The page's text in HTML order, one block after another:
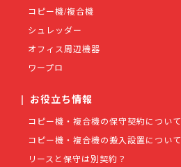
コピー機/複合機
シュレッダー
オフィス周辺機器
ワープロ
| お役立ち情報
コピー機・複合機の保守契約について
コピー機・複合機の搬入設置について
リースと保守は別契約？